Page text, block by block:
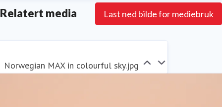
Relatert media Last ned bilde for mediebruk
Norwegian MAX in colourful sky.jpg